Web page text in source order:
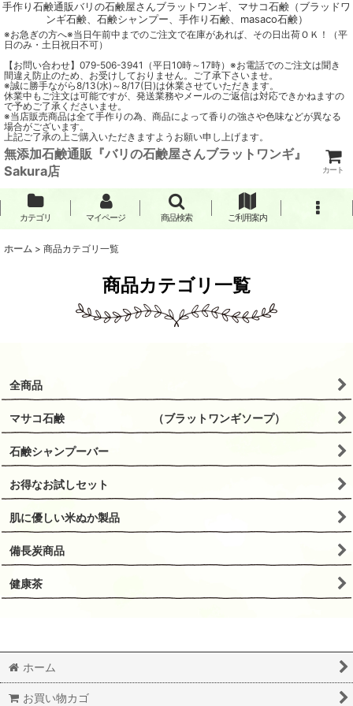
手作り石鹸通販バリの石鹸屋さんブラットワンギ、マサコ石鹸（ブラッドワ
ンギ石鹸、石鹸シャンプー、手作り石鹸、masaco石鹸）
※お急ぎの方へ※当日午前中までのご注文で在庫があれば、その日出荷ＯＫ！（平
日のみ・土日祝日不可）
【お問い合わせ】079-506-3941（平日10時～17時）※お電話でのご注文は聞き
間違え防止のため、お受けしておりません。ご了承下さいませ。
※誠に勝手ながら8/13(水)～8/17(日)は休業させていただきます。
休業中もご注文は可能ですが、発送業務やメールのご返信は対応できかねますの
で予めご了承くださいませ。
※当店販売商品は全て手作りの為、商品によって香りの強さや色味などが異なる
場合がございます。
上記ご了承の上ご購入いただきますようお願い申し上げます。
無添加石鹸通販『バリの石鹸屋さんブラットワンギ』
Sakura店
カート
カテゴリ マイページ 商品検索 ご利用案内
ホーム > 商品カテゴリ一覧
商品カテゴリ一覧
全商品
マサコ石鹸 （ブラットワンギソープ）
石鹸シャンプーバー
お得なお試しセット
肌に優しい米ぬか製品
備長炭商品
健康茶
ホーム
お買い物カゴ